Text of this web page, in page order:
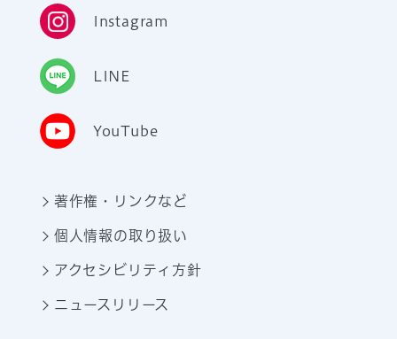
Instagram
LINE
YouTube
著作権・リンクなど
個人情報の取り扱い
アクセシビリティ方針
ニュースリリース